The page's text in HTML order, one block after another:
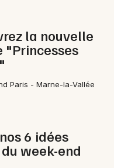
la nouvelle
"Princesses
Paris - Marne-la-Vallée
6 idées
week-end